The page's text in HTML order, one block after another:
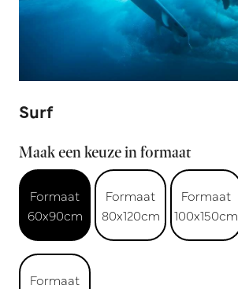
Surf
Maak een keuze in formaat
Formaat
60x90cm
Formaat
80x120cm
Formaat
100x150cm
Formaat